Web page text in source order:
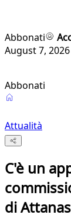
Abbonati
August 7, 2026
Abbonati
Attualità
C'è un
di